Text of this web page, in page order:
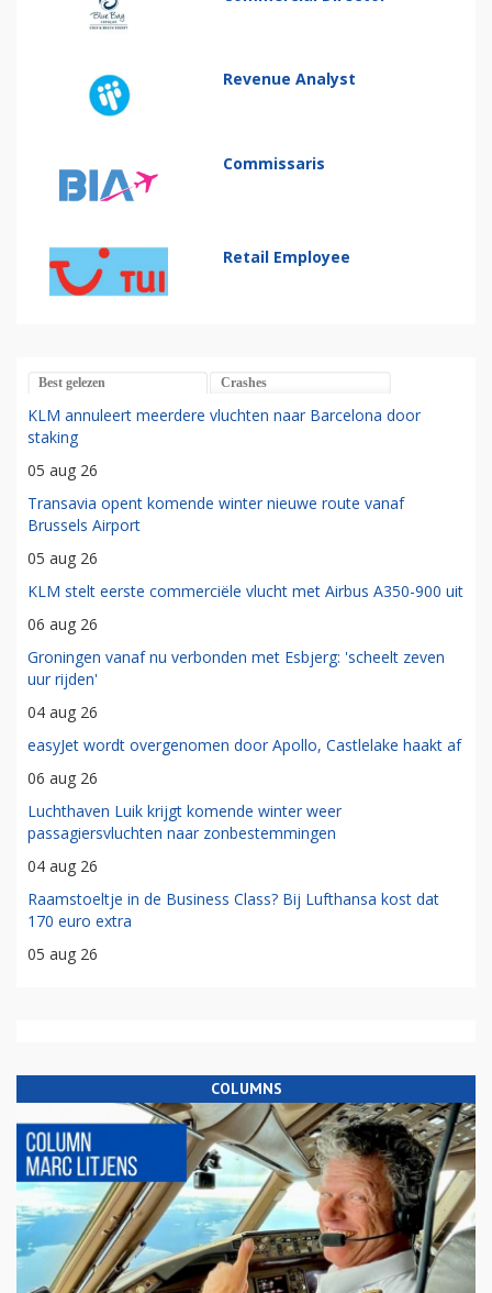
Revenue Analyst
Commissaris
Retail Employee
Best gelezen Crashes
KLM annuleert meerdere vluchten naar Barcelona door
staking
05 aug 26
Transavia opent komende winter nieuwe route vanaf
Brussels Airport
05 aug 26
KLM stelt eerste commerciële vlucht met Airbus A350-900 uit
06 aug 26
Groningen vanaf nu verbonden met Esbjerg: 'scheelt zeven
uur rijden'
04 aug 26
easyJet wordt overgenomen door Apollo, Castlelake haakt af
06 aug 26
Luchthaven Luik krijgt komende winter weer
passagiersvluchten naar zonbestemmingen
04 aug 26
Raamstoeltje in de Business Class? Bij Lufthansa kost dat
170 euro extra
05 aug 26
COLUMNS